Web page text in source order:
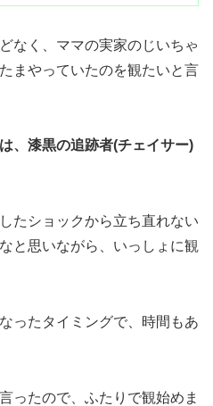
なく、ママの実家のじいちゃ
まやっていたのを観たいと言
、漆黒の追跡者(チェイサー)
たショックから立ち直れない
と思いながら、いっしょに観
ったタイミングで、時間もあ
ったので、ふたりで観始めま